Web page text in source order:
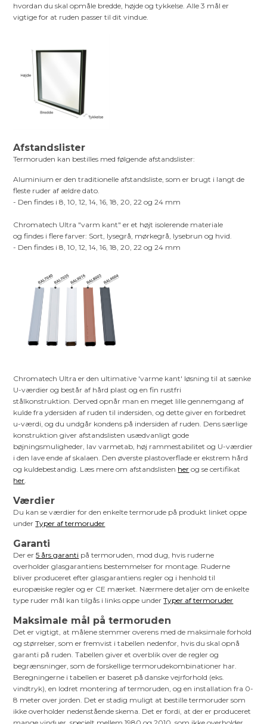
hvordan du skal opmåle bredde, højde og tykkelse. Alle 3 mål er
vigtige for at ruden passer til dit vindue.
Afstandslister
Termoruden kan bestilles med følgende afstandslister:
Aluminium er den traditionelle afstandsliste, som er brugt i langt de
fleste ruder af ældre dato.
- Den findes i 8, 10, 12, 14, 16, 18, 20, 22 og 24 mm
Chromatech Ultra "varm kant" er et højt isolerende materiale
og findes i flere farver: Sort, lysegrå, mørkegrå, lysebrun og hvid.
- Den findes i 8, 10, 12, 14, 16, 18, 20, 22 og 24 mm
Chromatech Ultra er den ultimative 'varme kant' løsning til at sænke
U-værdier og består af hård plast og en fin rustfri
stålkonstruktion. Derved opnår man en meget lille gennemgang af
kulde fra ydersiden af ruden til indersiden, og dette giver en forbedret
u-værdi, og du undgår kondens på indersiden af ruden. Dens særlige
konstruktion giver afstandslisten usædvanligt gode
bøjningsmuligheder, lav varmetab, høj rammestabilitet og U-værdier
i den lave ende af skalaen. Den øverste plastoverflade er ekstrem hård
og kuldebestandig. Læs mere om afstandslisten her og se certifikat
her
Værdier
Du kan se værdier for den enkelte termorude på produkt linket oppe
underTyper af termoruder
Garanti
Der er5 års garanti på termoruden, mod dug, hvis ruderne
overholder glasgarantiens bestemmelser for montage. Ruderne
bliver produceret efter glasgarantiens regler og i henhold til
europæiske regler og er CE mærket. Nærmere detaljer om de enkelte
type ruder mål kan tilgås i links oppe underTyper af termoruder
Maksimale mål på termoruden
Det er vigtigt, at målene stemmer overens med de maksimale forhold
og størrelser, som er fremvist i tabellen nedenfor, hvis du skal opnå
garanti på ruden. Tabellen giver et overblik over de regler og
begrænsninger, som de forskellige termorudekombinationer har.
Beregningerne i tabellen er baseret på danske vejrforhold (eks.
vindtryk), en lodret montering af termoruden, og en installation fra 0-
8 meter over jorden. Det er stadig muligt at bestille termoruder som
ikke overholder nedenstående skema. Det er fordi, at der er produceret